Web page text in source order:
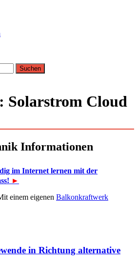
Informationen und Tipps
Solarstrom Cloud
Informationen
im Internet lernen mit der
►
einem eigenen Balkonkraftwerk
in Richtung alternative